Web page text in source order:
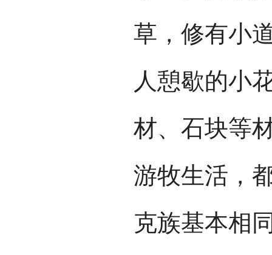
草，修有小
人憩歇的小
材、石块等
游牧生活，
克族基本相